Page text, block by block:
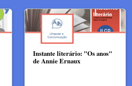
Instante literário: "Os anos"
de Annie Ernaux